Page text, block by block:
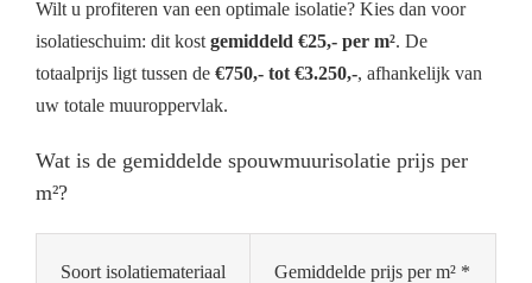
Wilt u profiteren van een optimale isolatie? Kies dan voor
isolatieschuim: dit kost gemiddeld €25,- per m². De
totaalprijs ligt tussen de €750,- tot €3.250,-, afhankelijk van
uw totale muuroppervlak.
Wat is de gemiddelde spouwmuurisolatie prijs per
m²?
Soort isolatiemateriaal Gemiddelde prijs per m² *